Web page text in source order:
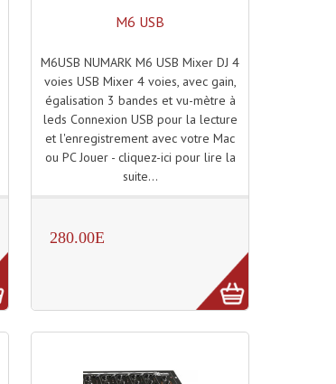
M6 USB
M6USB NUMARK M6 USB Mixer DJ 4
voies USB Mixer 4 voies, avec gain,
égalisation 3 bandes et vu-mètre à
leds Connexion USB pour la lecture
et l'enregistrement avec votre Mac
ou PC Jouer - cliquez-ici pour lire la
suite...
280.00E